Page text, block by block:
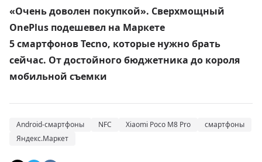
«Очень доволен покупкой». Сверхмощный
OnePlus подешевел на Маркете
5 смартфонов Tecno, которые нужно брать
сейчас. От достойного бюджетника до короля
мобильной съемки
Android-смартфоны NFC Xiaomi Poco M8 Pro
смартфоны
Яндекс.Маркет